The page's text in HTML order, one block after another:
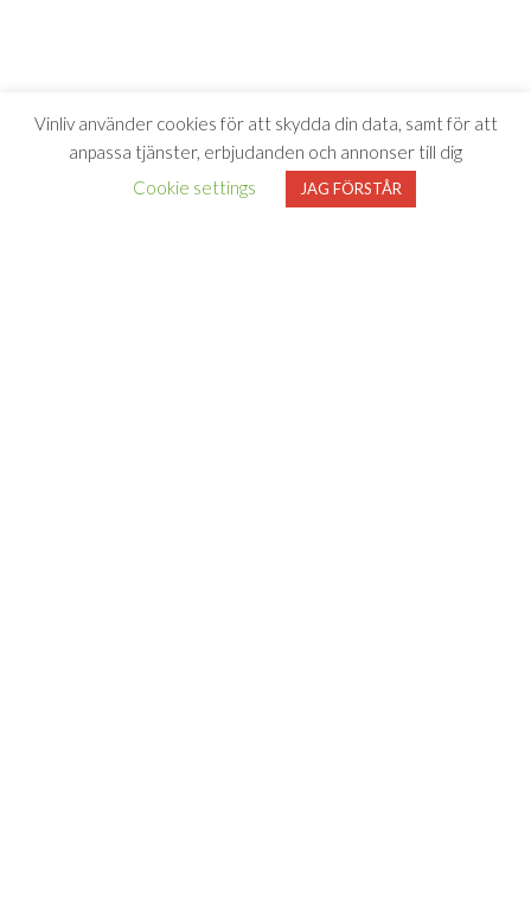
Vinliv använder cookies för att skydda din data, samt för att
anpassa tjänster, erbjudanden och annonser till dig
Cookie settings
JAG FÖRSTÅR